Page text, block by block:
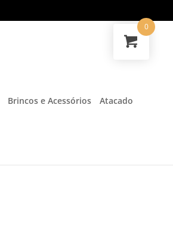
Brincos e Acessórios Atacado
0